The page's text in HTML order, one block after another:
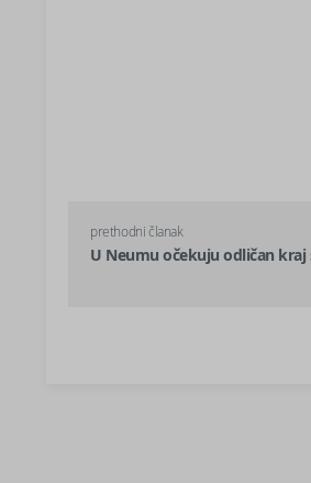
prethodni članak
U Neumu očekuju odličan kraj